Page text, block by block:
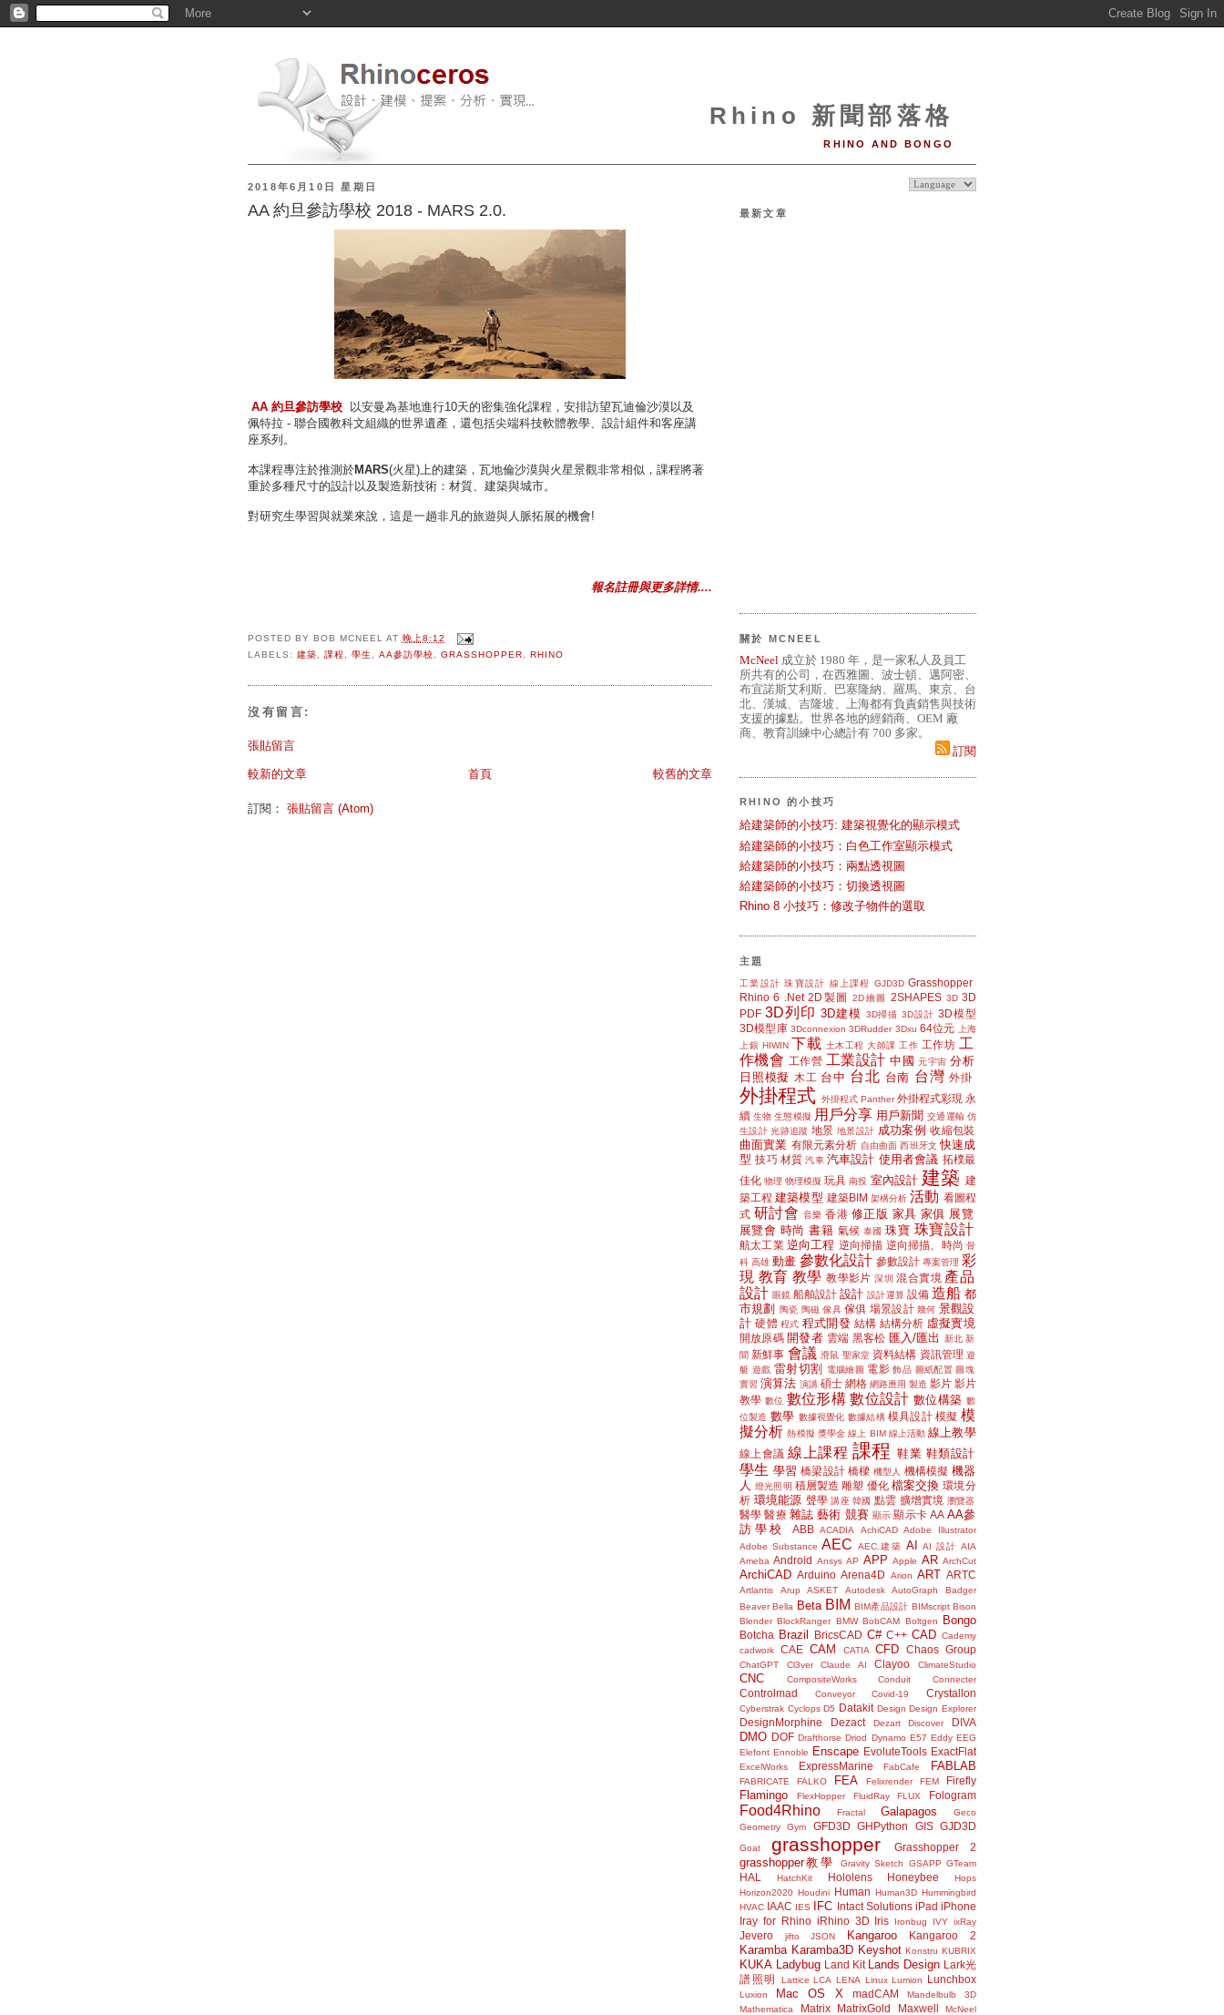
Rhino 新聞部落格
RHINO AND BONGO
2018年6月10日 星期日
AA 約旦參訪學校 2018 - MARS 2.0.
AA 約旦參訪學校
以安曼為基地進行10天的密集強化課程，安排訪望瓦迪倫沙漠以及
佩特拉 - 聯合國教科文組織的世界遺產，還包括尖端科技軟體教學、設計組件和客座講
座系列。
本課程專注於推測於MARS(火星)上的建築，瓦地倫沙漠與火星景觀非常相似，課程將著
重於多種尺寸的設計以及製造新技術：材質、建築與城市。
對研究生學習與就業來說，這是一趟非凡的旅遊與人脈拓展的機會!
報名註冊與更多詳情....
POSTED BY BOB MCNEEL AT 晚上8:12
LABELS: 建築, 課程, 學生 , AA參訪學校, GRASSHOPPER, RHINO
沒有留言:
張貼留言
較新的文章 較舊的文章
首頁
訂閱： 張貼留言 (Atom)
最新文章
關於 MCNEEL
McNeel 成立於 1980 年，是一家私人及員工
所共有的公司，在西雅圖、波士頓、邁阿密、
布宜諾斯艾利斯、巴塞隆納、羅馬、東京、台
北、漢城、吉隆坡、上海都有負責銷售與技術
支援的據點。世界各地的經銷商、OEM 廠
商、教育訓練中心總計有 700 多家。
訂閱
RHINO 的小技巧
給建築師的小技巧: 建築視覺化的顯示模式
給建築師的小技巧：白色工作室顯示模式
給建築師的小技巧：兩點透視圖
給建築師的小技巧：切換透視圖
Rhino 8 小技巧：修改子物件的選取
主題
工業設計 珠寶設計 線上課程 GJD3D Grasshopper
Rhino 6
.Net 2D製圖 2D繪圖 2SHAPES 3D 3D
PDF 3D列印 3D建模 3D掃描 3D設計 3D模型
3D模型庫 3Dconnexion 3DRudder 3Dxu 64位元
上海
上銀 HIWIN 下載 土木工程 大師課 工作 工作坊 工
作機會 工作營 工業設計 中國 元宇宙 分析
日照模擬
木工 台中 台北 台南 台灣 外掛
外掛程式 外掛程式 Panther 外掛程式彩現 永
續 生物 生態模擬 用戶分享 用戶新聞 交通運輸 仿
生設計 光跡追蹤 地景 地景設計 成功案例 收縮包裝
曲面實業 有限元素分析 自由曲面 西班牙文 快速成
型 技巧 材質 汽車 汽車設計 使用者會議 拓樸最
佳化 物理 物理模擬 玩具 南投 室內設計 建築 建
築工程 建築模型 建築BIM 架構分析 活動 看圖程
式 研討會 音樂 香港 修正版 家具 家俱 展覽
展覽會 時尚 書籍 氣候 泰國 珠寶 珠寶設計
航太工業 逆向工程 逆向掃描 逆向掃描、時尚 骨
科 高雄 動畫 參數化設計 參數設計 專案管理 彩
現 教育 教學 教學影片 深圳 混合實境 產品
設計 眼鏡 船舶設計 設計 設計運算 設備 造船 都
市規劃
陶瓷 陶磁 傢具 傢俱 場景設計 幾何 景觀設
計 硬體 程式 程式開發 結構 結構分析 虛擬實境
開放原碼 開發者 雲端 黑客松 匯入/匯出 新北 新
聞 新鮮事 會議 滑鼠 聖家堂 資料結構 資訊管理 遊
艇 遊戲 雷射切割 電腦繪圖 電影 飾品 圖紙配置 圖塊
實習 演算法 演講 碩士 網格 網路應用 製造 影片 影片
教學 數位 數位形構 數位設計 數位構築 數
位製造 數學 數據視覺化 數據結構 模具設計 模擬 模
擬分析 熱模擬 獎學金 線上 BIM 線上活動 線上教學
線上會議 線上課程 課程 鞋業 鞋類設計
學生 學習 橋梁設計 橋樑 機型人 機構模擬 機器
人
燈光照明 積層製造 雕塑 優化 檔案交換 環境分
析 環境能源 聲學 講座 韓國 點雲 擴增實境 瀏覽器
醫學 醫療 雜誌 藝術 競賽 顯示 顯示卡 AA AA參
訪學校
ABB ACADIA AchiCAD
Adobe Illustrator
Adobe Substance AEC AEC.建築 AI AI 設計 AIA
Ameba Android Ansys AP APP Apple AR ArchCut
ArchiCAD Arduino Arena4D Arion ART ARTC
Artlantis Arup ASKET Autodesk AutoGraph
Badger
Beaver Bella Beta BIM BIM產品設計 BIMscript Bison
Blender BlockRanger BMW BobCAM Boltgen Bongo
Botcha Brazil BricsCAD C# C++ CAD Cademy
cadwork
CAE CAM CATIA CFD Chaos Group
ChatGPT Cl3ver Claude AI Clayoo ClimateStudio
CNC CompositeWorks Conduit Connecter
Controlmad Conveyor Covid-19 Crystallon
Cyberstrak Cyclops D5 Datakit Design Design Explorer
DesignMorphine Dezact Dezart Discover DIVA
DMO DOF Drafthorse Driod Dynamo E57 Eddy EEG
Elefont Ennoble Enscape EvoluteTools ExactFlat
ExcelWorks ExpressMarine FabCafe FABLAB
FABRICATE FALKO FEA Felixrender FEM Firefly
Flamingo FlexHopper FluidRay FLUX Fologram
Food4Rhino Fractal Galapagos
Geco
Geometry Gym
GFD3D GHPython GIS GJD3D
Goat grasshopper Grasshopper 2
grasshopper教學 Gravity Sketch GSAPP GTeam
HAL HatchKit Hololens Honeybee
Hops
Horizon2020 Houdini Human Human3D Hummingbird
HVAC IAAC IES IFC Intact Solutions iPad iPhone
Iray for Rhino iRhino 3D Iris Ironbug IVY ixRay
Jevero jifto JSON Kangaroo Kangaroo 2
Karamba Karamba3D Keyshot Konstru KUBRIX
KUKA Ladybug Land Kit Lands Design Lark光
譜照明
Lattice LCA LENA Linux Lumion Lunchbox
Luxion Mac OS X madCAM
Mandelbulb 3D
Mathematica
Matrix MatrixGold Maxwell
McNeel